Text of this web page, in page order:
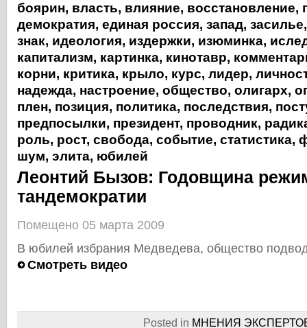
боярин, власть, влияние, восстановление,
демократия, единая россия, запад, засилье
знак, идеология, издержки, изюминка,
капитализм, картинка, кинотавр,
корни, критика, крыло, курс, лидер,
надежда, настроение, общество, олигарх,
плен, позиция, политика, последствия,
предпосылки, президент, проводник,
роль, рост, свобода, событие, статистика,
шум, элита, юбилей
Леонтий Бызов: Годовщина
тандемократии
Помещено 05 марта 2009
В юбилей избрания Медведева, общество
Смотреть видео
Posted in МНЕНИЯ